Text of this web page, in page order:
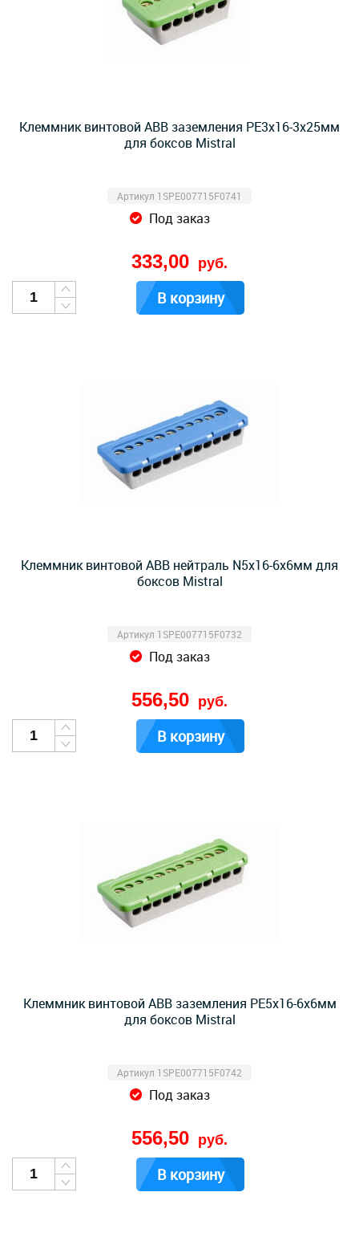
Клеммник винтовой ABB заземления PE3x16-3х25мм
для боксов Mistral
Артикул 1SPE007715F0741
Под заказ
333,00 руб.
В корзину
Клеммник винтовой ABB нейтраль N5x16-6х6мм для
боксов Mistral
Артикул 1SPE007715F0732
Под заказ
556,50 руб.
В корзину
Клеммник винтовой ABB заземления PE5x16-6х6мм
для боксов Mistral
Артикул 1SPE007715F0742
Под заказ
556,50 руб.
В корзину